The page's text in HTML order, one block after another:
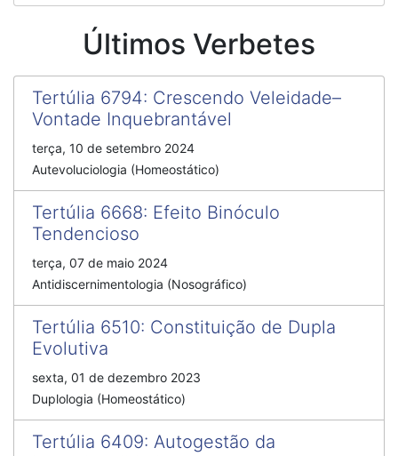
Últimos Verbetes
Tertúlia 6794: Crescendo Veleidade–
Vontade Inquebrantável
terça, 10 de setembro 2024
Autevoluciologia (Homeostático)
Tertúlia 6668: Efeito Binóculo
Tendencioso
terça, 07 de maio 2024
Antidiscernimentologia (Nosográfico)
Tertúlia 6510: Constituição de Dupla
Evolutiva
sexta, 01 de dezembro 2023
Duplologia (Homeostático)
Tertúlia 6409: Autogestão da